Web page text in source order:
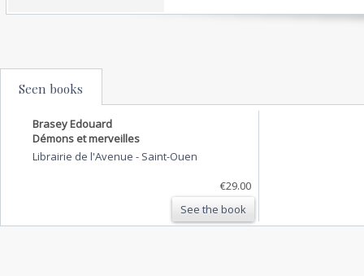
Seen books
Brasey Edouard
Démons et merveilles
Librairie de l'Avenue - Saint-Ouen
€29.00
See the book